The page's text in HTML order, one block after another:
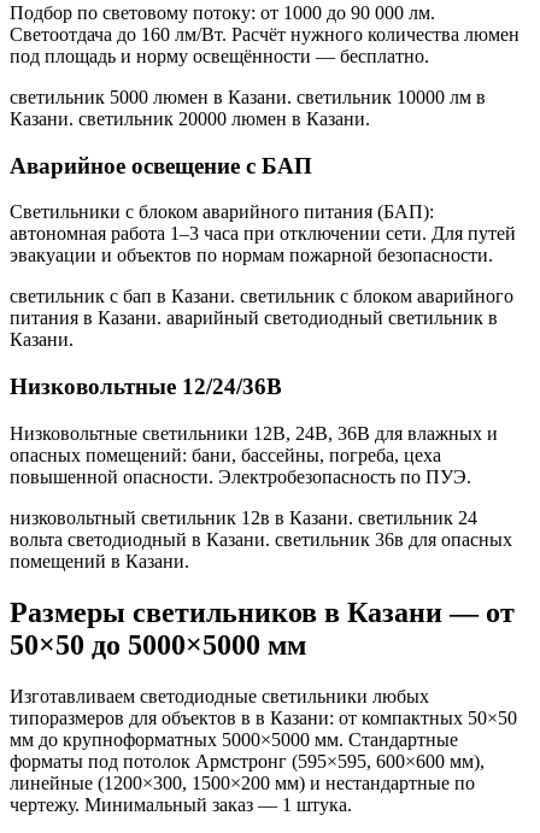
Подбор по световому потоку: от 1000 до 90 000 лм.
Светоотдача до 160 лм/Вт. Расчёт нужного количества люмен
под площадь и норму освещённости — бесплатно.
светильник 5000 люмен в Казани. светильник 10000 лм в
Казани. светильник 20000 люмен в Казани.
Аварийное освещение с БАП
Светильники с блоком аварийного питания (БАП):
автономная работа 1–3 часа при отключении сети. Для путей
эвакуации и объектов по нормам пожарной безопасности.
светильник с бап в Казани. светильник с блоком аварийного
питания в Казани. аварийный светодиодный светильник в
Казани.
Низковольтные 12/24/36В
Низковольтные светильники 12В, 24В, 36В для влажных и
опасных помещений: бани, бассейны, погреба, цеха
повышенной опасности. Электробезопасность по ПУЭ.
низковольтный светильник 12в в Казани. светильник 24
вольта светодиодный в Казани. светильник 36в для опасных
помещений в Казани.
Размеры светильников в Казани— от
50×50 до 5000×5000 мм
Изготавливаем светодиодные светильники любых
типоразмеров для объектов в в Казани: от компактных 50×50
мм до крупноформатных 5000×5000 мм. Стандартные
форматы под потолок Армстронг (595×595, 600×600 мм),
линейные (1200×300, 1500×200 мм) и нестандартные по
чертежу. Минимальный заказ — 1 штука.